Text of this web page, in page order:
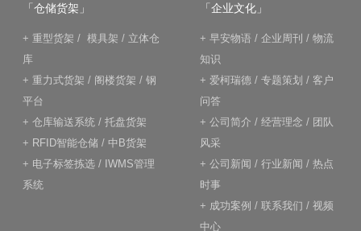
「仓储货架」
+ 重型货架 / 模具架 / 立体仓
库
+ 重力式货架 / 阁楼货架 / 钢
平台
+ 仓库输送系统 / 托盘货架
+ RFID智能仓储 / 中B货架
+ 电子标签拣选 / IWMS管理
系统
「企业文化」
+ 早安物语 / 企业周刊 / 物流
知识
+ 爱柯瑞德 / 专题策划 / 客户
问答
+ 公司简介 / 经营理念 / 团队
风采
+ 公司新闻 / 行业新闻 / 热点
时事
+ 成功案例 / 联系我们 / 视频
中心